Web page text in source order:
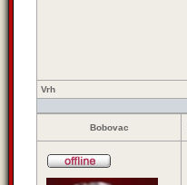
Vrh
Bobovac